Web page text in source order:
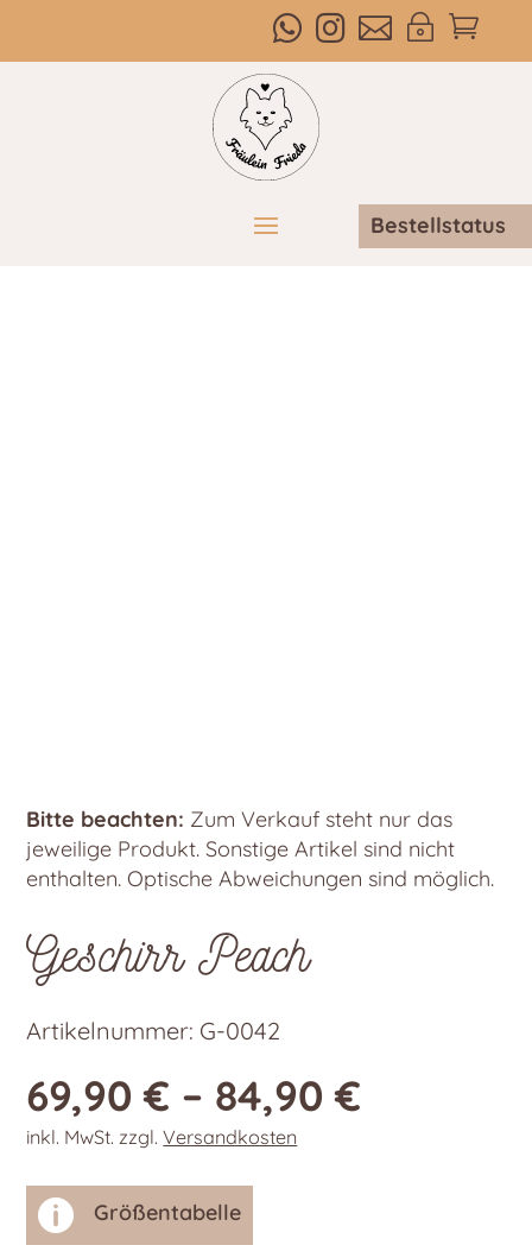

~



Bestellstatus
Bitte beachten: Zum Verkauf steht nur das
jeweilige Produkt. Sonstige Artikel sind nicht
enthalten. Optische Abweichungen sind möglich.
Geschirr Peach
Artikelnummer: G-0042
69,90€ – 84,90€
inkl. MwSt. zzgl.Versandkosten
 Größentabelle